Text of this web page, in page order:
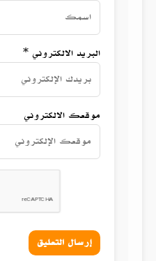
البريد الالكتروني *
موقعك الالكتروني
إرسال التعليق